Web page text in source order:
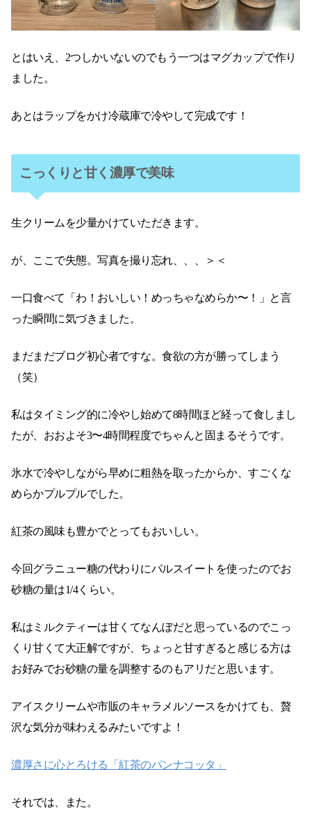
とはいえ、2つしかいないのでもう一つはマグカップで作り
ました。
あとはラップをかけ冷蔵庫で冷やして完成です！
こっくりと甘く濃厚で美味
生クリームを少量かけていただきます。
が、ここで失態。写真を撮り忘れ、、、＞＜
一口食べて「わ！おいしい！めっちゃなめらか〜！」と言
った瞬間に気づきました。
まだまだブログ初心者ですな。食欲の方が勝ってしまう
（笑）
私はタイミング的に冷やし始めて8時間ほど経って食しまし
たが、おおよそ3〜4時間程度でちゃんと固まるそうです。
氷水で冷やしながら早めに粗熱を取ったからか、すごくな
めらかプルプルでした。
紅茶の風味も豊かでとってもおいしい。
今回グラニュー糖の代わりにパルスイートを使ったのでお
砂糖の量は1/4くらい。
私はミルクティーは甘くてなんぼだと思っているのでこっ
くり甘くて大正解ですが、ちょっと甘すぎると感じる方は
お好みでお砂糖の量を調整するのもアリだと思います。
アイスクリームや市販のキャラメルソースをかけても、贅
沢な気分が味わえるみたいですよ！
濃厚さに心とろける「紅茶のパンナコッタ」
それでは、また。